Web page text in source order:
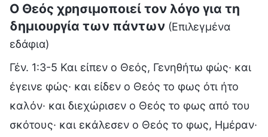
Ο Θεός χρησιμοποιεί τον λόγο για τη
δημιουργία των πάντων (Επιλεγμένα
εδάφια)
Γέν. 1:3-5 Και είπεν ο Θεός, Γενηθήτω φώς· και
έγεινε φώς· και είδεν ο Θεός το φως ότι ήτο
καλόν· και διεχώρισεν ο Θεός το φως από του
σκότους· και εκάλεσεν ο Θεός το φως, Ημέραν·